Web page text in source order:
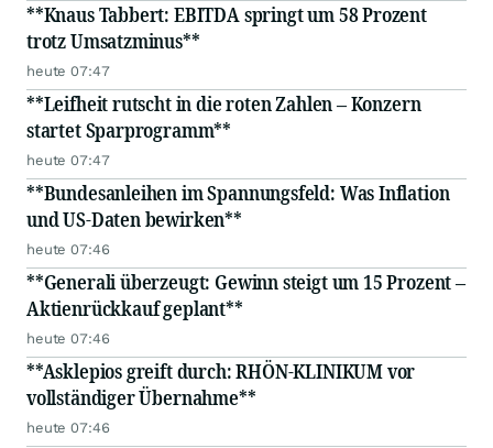
**Knaus Tabbert: EBITDA springt um 58 Prozent
trotz Umsatzminus**
heute 07:47
**Leifheit rutscht in die roten Zahlen – Konzern
startet Sparprogramm**
heute 07:47
**Bundesanleihen im Spannungsfeld: Was Inflation
und US-Daten bewirken**
heute 07:46
**Generali überzeugt: Gewinn steigt um 15 Prozent –
Aktienrückkauf geplant**
heute 07:46
**Asklepios greift durch: RHÖN-KLINIKUM vor
vollständiger Übernahme**
heute 07:46